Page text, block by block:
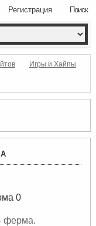
Поиск
Регистрация
Игры и Хайпы
ферма.